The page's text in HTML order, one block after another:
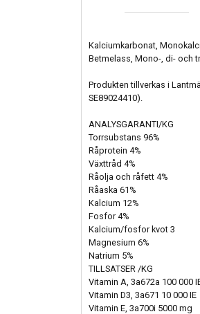
Kalciumkarbonat,
Betmelass, Mono-, di- och
Produkten tillverkas i
SE89024410).
ANALYSGARANTI/KG
Torrsubstans 96%
Råprotein 4%
Växttråd 4%
Råolja och råfett 4%
Råaska 61%
Kalcium 12%
Fosfor 4%
Kalcium/fosfor kvot 3
Magnesium 6%
Natrium 5%
TILLSATSER /KG
Vitamin A, 3a672a 100 000
Vitamin D3, 3a671 10 000 IE
Vitamin E, 3a700i 5000 mg